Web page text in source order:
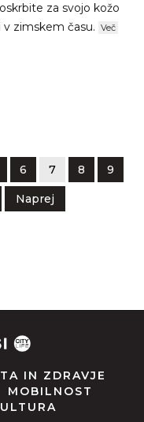
za svojo kožo
v zimskem času. Več
6 7 8 9
Naprej
IN ZDRAVJE
MOBILNOST